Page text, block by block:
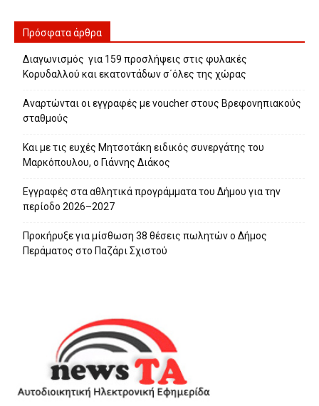
Πρόσφατα άρθρα
Διαγωνισμός για 159 προσλήψεις στις φυλακές
Κορυδαλλού και εκατοντάδων σ΄όλες της χώρας
Αναρτώνται οι εγγραφές με voucher στους Βρεφονηπιακούς
σταθμούς
Και με τις ευχές Μητσοτάκη ειδικός συνεργάτης του
Μαρκόπουλου, ο Γιάννης Διάκος
Εγγραφές στα αθλητικά προγράμματα του Δήμου για την
περίοδο 2026–2027
Προκήρυξε για μίσθωση 38 θέσεις πωλητών ο Δήμος
Περάματος στο Παζάρι Σχιστού